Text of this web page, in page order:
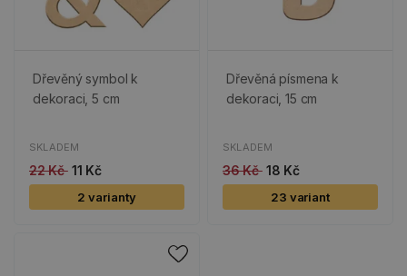
Dřevěný symbol k
dekoraci, 5 cm
SKLADEM
22 Kč 11 Kč
2 varianty
Dřevěná písmena k
dekoraci, 15 cm
SKLADEM
36 Kč 18 Kč
23 variant